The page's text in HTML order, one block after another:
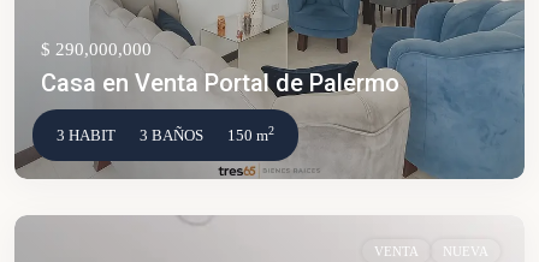
$ 290,000,000
Casa en Venta Portal de Palermo
3 HABIT 3 BAÑOS 150 m2
VENTA NUEVA